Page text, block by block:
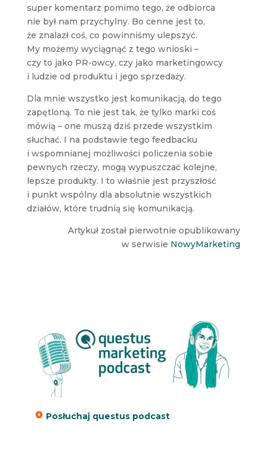
super komentarz pomimo tego, że odbiorca
nie był nam przychylny. Bo cenne jest to,
że znalazł coś, co powinniśmy ulepszyć.
My możemy wyciągnąć z tego wnioski –
czy to jako PR-owcy, czy jako marketingowcy
i ludzie od produktu i jego sprzedaży.
Dla mnie wszystko jest komunikacją, do tego
zapętloną. To nie jest tak, że tylko marki coś
mówią – one muszą dziś przede wszystkim
słuchać. I na podstawie tego feedbacku
i wspomnianej możliwości policzenia sobie
pewnych rzeczy, mogą wypuszczać kolejne,
lepsze produkty. I to właśnie jest przyszłość
i punkt wspólny dla absolutnie wszystkich
działów, które trudnią się komunikacją.
Artykuł został pierwotnie opublikowany
w serwisie NowyMarketing
Posłuchaj questus podcast